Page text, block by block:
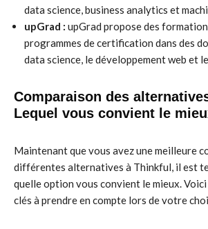
data science, business analytics et
upGrad : upGrad propose des
programmes de certification dans des
data science, le développement web et
Comparaison des
Lequel vous convient le
Maintenant que vous avez une meilleure
différentes alternatives à Thinkful, il est
quelle option vous convient le mieux.
clés à prendre en compte lors de votre